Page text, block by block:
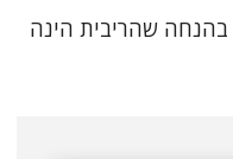
בהנחה שהריבית הינה